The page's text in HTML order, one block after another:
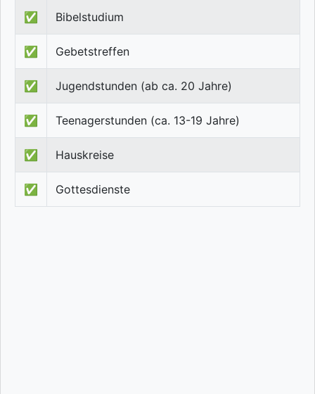
✅ Bibelstudium
✅ Gebetstreffen
✅ Jugendstunden (ab ca. 20 Jahre)
✅ Teenagerstunden (ca. 13-19 Jahre)
✅ Hauskreise
✅ Gottesdienste